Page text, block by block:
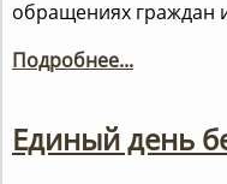
обращениях граждан
Подробнее...
Единый день